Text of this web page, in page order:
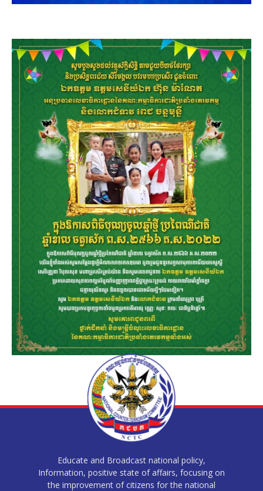
Educate and Broadcast national policy,
Information, positive state of affairs, focusing on
the improvement of citizens for the national